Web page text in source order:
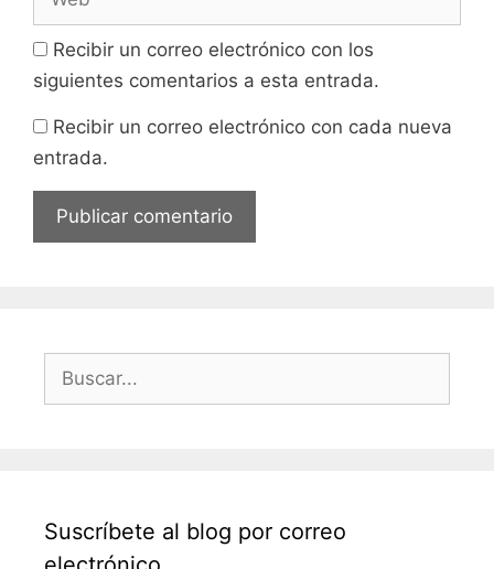
Recibir un correo electrónico con los
siguientes comentarios a esta entrada.
Recibir un correo electrónico con cada nueva
entrada.
Suscríbete al blog por correo